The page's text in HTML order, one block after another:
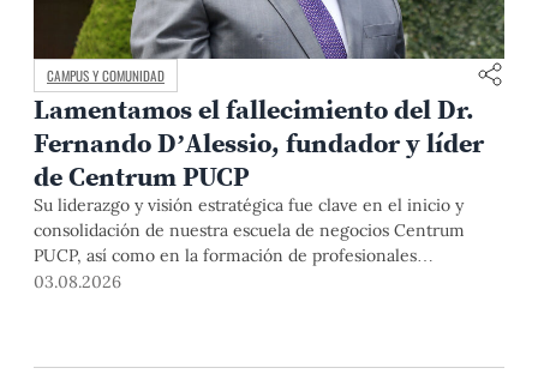
CAMPUS Y COMUNIDAD
Lamentamos el fallecimiento del Dr.
Fernando D’Alessio, fundador y líder
de Centrum PUCP
Su liderazgo y visión estratégica fue clave en el inicio y
consolidación de nuestra escuela de negocios Centrum
PUCP, así como en la formación de profesionales
empresariales comprometidos con el país. Por todo ello,
03.08.2026